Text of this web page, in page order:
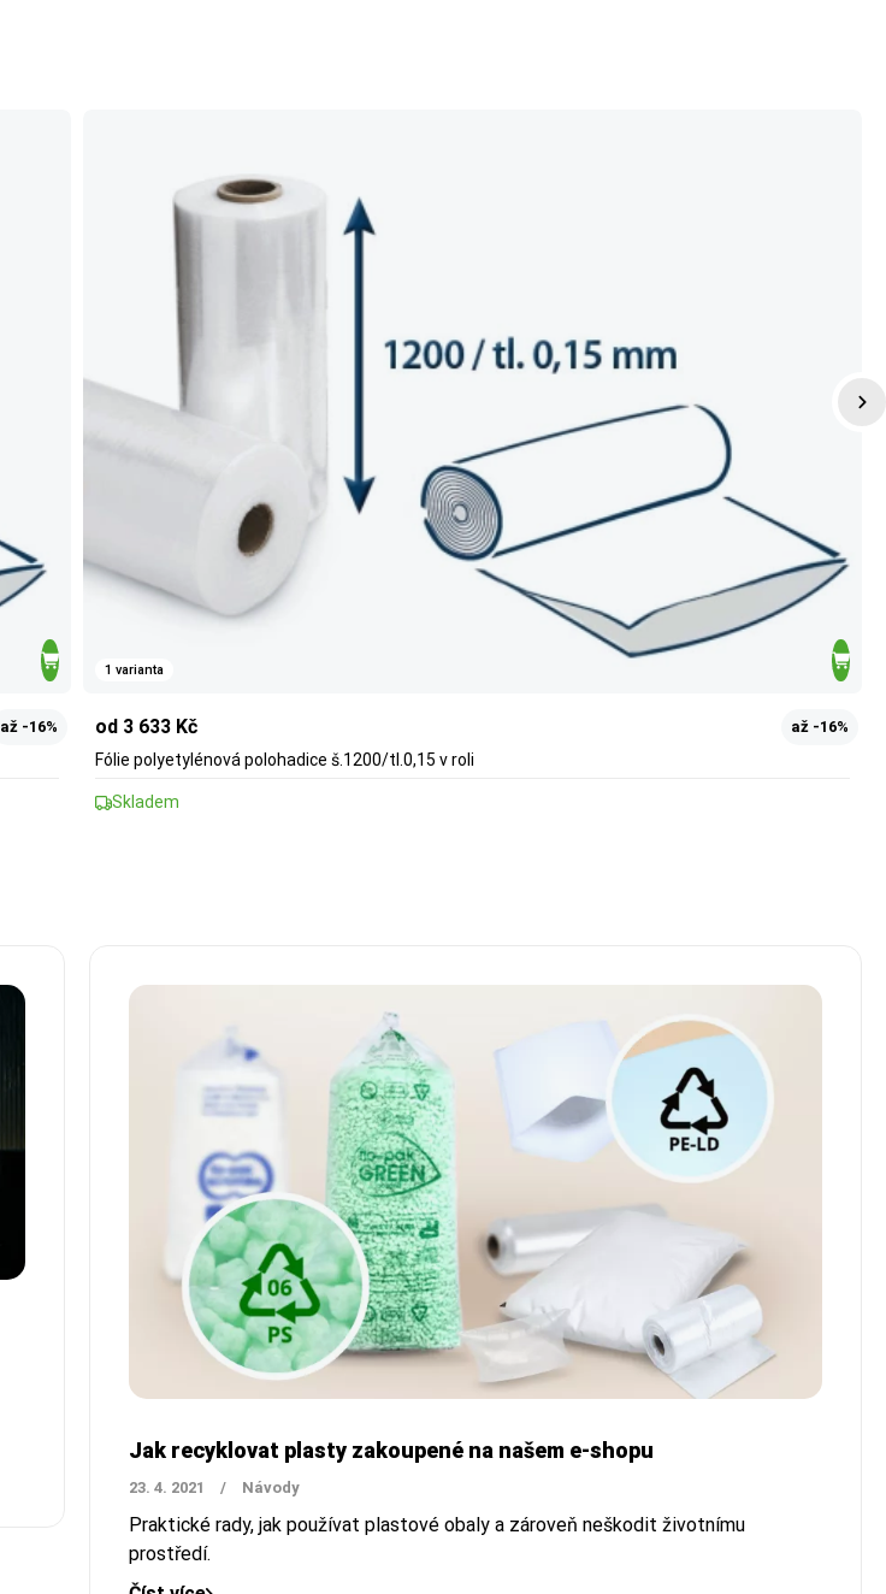
až -16%
1 varianta
od 3 633 Kč až -16%
Fólie polyetylénová polohadice š.1200/tl.0,15 v roli
Skladem
Jak recyklovat plasty zakoupené na našem e-shopu
23. 4. 2021 / Návody
Praktické rady, jak používat plastové obaly a zároveň neškodit životnímu
prostředí.